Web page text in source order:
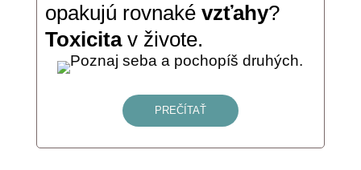
opakujú rovnaké vzťahy?
Toxicitav živote.
PREČÍTAŤ